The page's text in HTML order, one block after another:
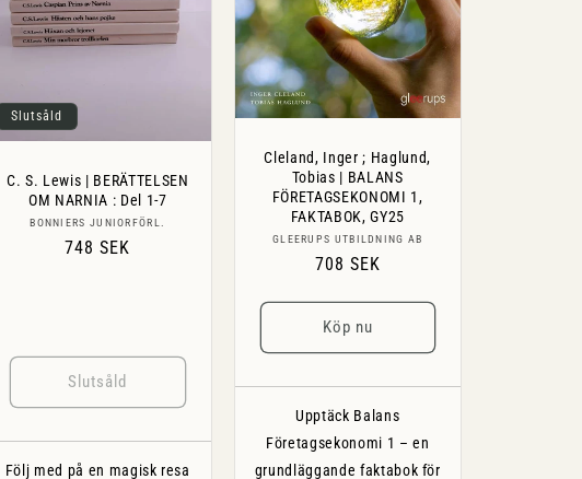
Slutsåld
C. S. Lewis | BERÄTTELSEN
OM NARNIA : Del 1-7
Säljare:
BONNIERS JUNIORFÖRL.
Ordinarie
748 SEK
Slutsåld
Följ med på en magisk resa
Cleland, Inger ; Haglund,
Tobias | BALANS
FÖRETAGSEKONOMI 1,
FAKTABOK, GY25
Säljare:
GLEERUPS UTBILDNING AB
Ordinarie
708 SEK
Köp nu
Upptäck Balans
Företagsekonomi 1 – en
grundläggande faktabok för